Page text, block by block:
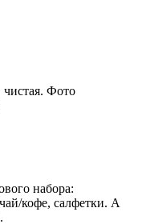
чистая. Фото
набора:
кофе, салфетки. А